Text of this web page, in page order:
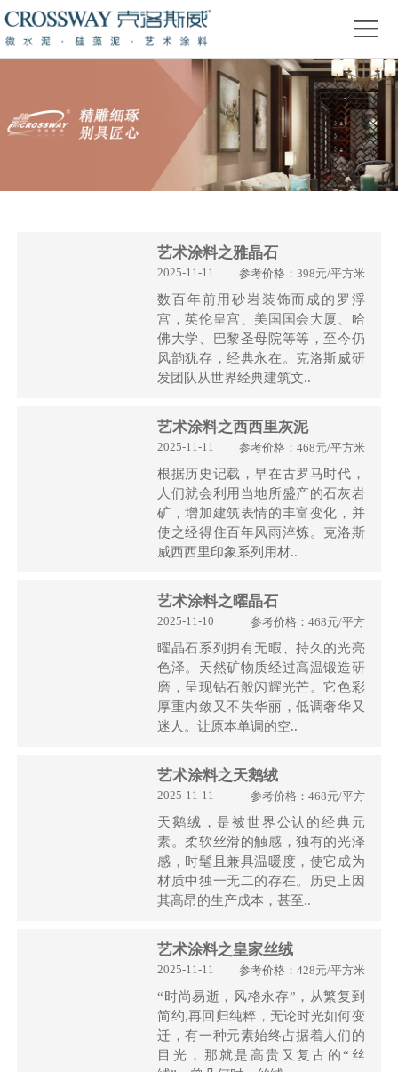
首
页
关
我
品
精
艺术涂料之雅晶石
2025-11-11 参考价格：398元/平方米
数百年前用砂岩装饰而成的罗浮
宫，英伦皇宫、美国国会大厦、哈
佛大学、巴黎圣母院等等，至今仍
风韵犹存，经典永在。克洛斯威研
发团队从世界经典建筑文..
艺术涂料之西西里灰泥
2025-11-11 参考价格：468元/平方米
根据历史记载，早在古罗马时代，
人们就会利用当地所盛产的石灰岩
矿，增加建筑表情的丰富变化，并
使之经得住百年风雨淬炼。克洛斯
威西西里印象系列用材..
艺术涂料之曜晶石
2025-11-10 参考价格：468元/平方
曜晶石系列拥有无暇、持久的光亮
色泽。天然矿物质经过高温锻造研
磨，呈现钻石般闪耀光芒。它色彩
厚重内敛又不失华丽，低调奢华又
迷人。让原本单调的空..
艺术涂料之天鹅绒
2025-11-11 参考价格：468元/平方
天鹅绒，是被世界公认的经典元
素。柔软丝滑的触感，独有的光泽
感，时髦且兼具温暖度，使它成为
材质中独一无二的存在。历史上因
其高昂的生产成本，甚至..
艺术涂料之皇家丝绒
2025-11-11 参考价格：428元/平方米
“时尚易逝，风格永存”，从繁复到
简约,再回归纯粹，无论时光如何变
迁，有一种元素始终占据着人们的
目光，那就是高贵又复古的“丝